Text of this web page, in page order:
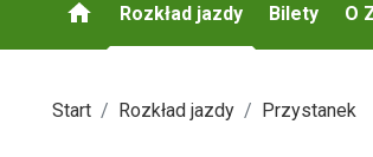
Rozkład jazdy Bilety O
Start Rozkład jazdy Przystanek